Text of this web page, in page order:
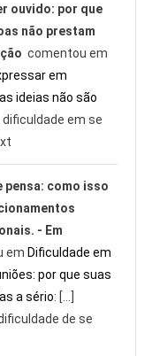
ouvido: por que
não prestam
comentou em
em
ideias não são
dificuldade em se
pensa: como isso
- Em
emDificuldade em
por que suas
a sério: […]
de se